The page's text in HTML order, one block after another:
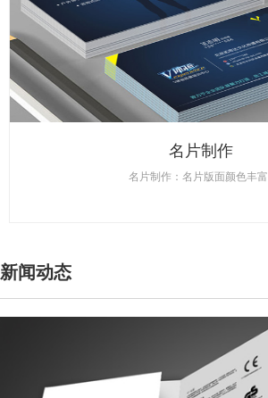
名片制作
名片制作：名片版面颜色丰富
新闻动态